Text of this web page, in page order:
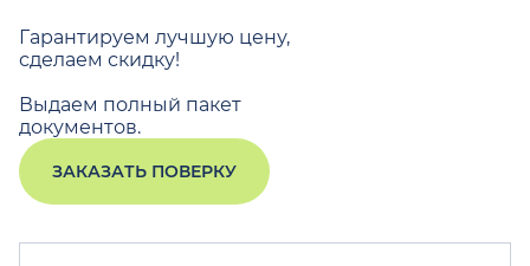
Гарантируем лучшую цену,
сделаем скидку!
Выдаем полный пакет
документов.
ЗАКАЗАТЬ ПОВЕРКУ